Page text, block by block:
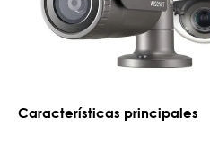
Características principales